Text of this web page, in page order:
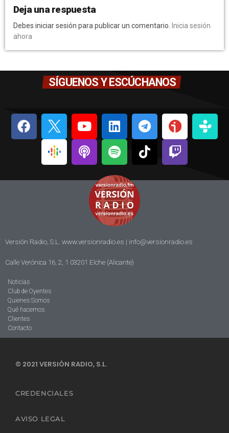
Deja una respuesta
Debes iniciar sesión para publicar un comentario.
Inicia sesión
ahora
SÍGUENOS Y ESCÚCHANOS
Versión Radio, S.L. www.versionradio.es | info@versionradio.es
Calle Verónica 16, 2, 1 03201 Elche (Alicante)
Noticias
Club de Oyentes
Quienes Somos
Qué hacemos
Clientes
Contacto
© 2021 VERSIÓN RADIO, S.L.
CREDENCIALES
AVISO LEGAL